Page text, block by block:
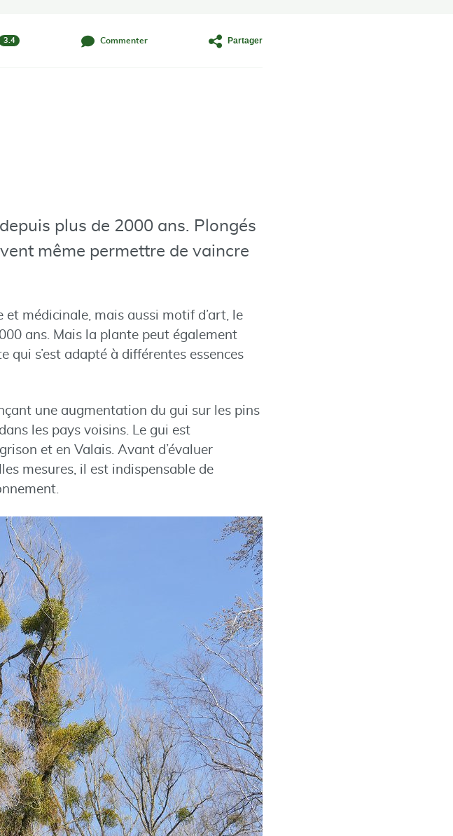
3.4 Commenter Partager
plus de 2000 ans. Plongés
même permettre de vaincre
médicinale, mais aussi motif d’art, le
ans. Mais la plante peut également
qui s’est adapté à différentes essences
une augmentation du gui sur les pins
les pays voisins. Le gui est
et en Valais. Avant d’évaluer
mesures, il est indispensable de